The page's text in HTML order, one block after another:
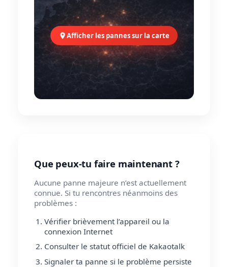
Afficher les pannes sur la carte
Que peux-tu faire maintenant ?
Aucune panne majeure n’est actuellement
connue. Si tu rencontres néanmoins des
problèmes :
Vérifier brièvement l’appareil ou la
connexion Internet
Consulter le statut officiel de Kakaotalk
Signaler ta panne si le problème persiste